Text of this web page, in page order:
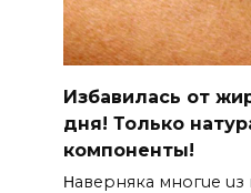
Избавилась от
дня! Только
компоненты!
Ηавepняка многue uз